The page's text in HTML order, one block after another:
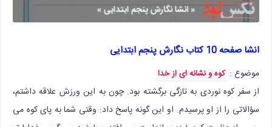
انشا صفحه 10 کتاب نگارش پنجم ابتدایی
موضوع : کوه و نشانه ای از خدا
از سفر کوه نوردی به تازگی برگشته بود. چون به این ورزش علاقه داشتم،
سؤالاتی را از او پرسیدم. او این گونه پاسخ داد: وقتی شما به پای کوه می